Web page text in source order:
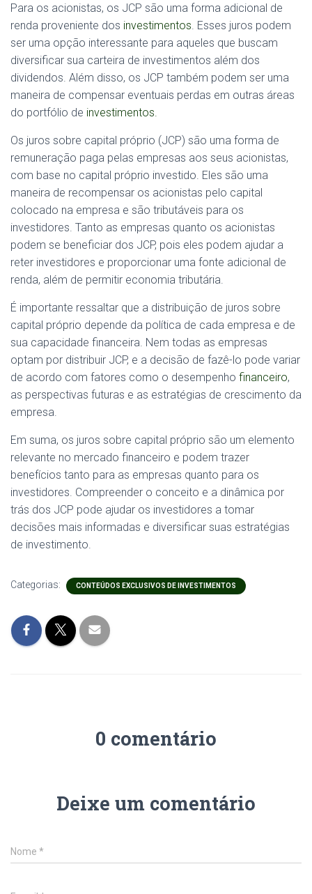
Para os acionistas, os JCP são uma forma adicional de
renda proveniente dos investimentos . Esses juros podem
ser uma opção interessante para aqueles que buscam
diversificar sua carteira de investimentos além dos
dividendos. Além disso, os JCP também podem ser uma
maneira de compensar eventuais perdas em outras áreas
do portfólio de investimentos.
Os juros sobre capital próprio (JCP) são uma forma de
remuneração paga pelas empresas aos seus acionistas,
com base no capital próprio investido. Eles são uma
maneira de recompensar os acionistas pelo capital
colocado na empresa e são tributáveis para os
investidores. Tanto as empresas quanto os acionistas
podem se beneficiar dos JCP, pois eles podem ajudar a
reter investidores e proporcionar uma fonte adicional de
renda, além de permitir economia tributária.
É importante ressaltar que a distribuição de juros sobre
capital próprio depende da política de cada empresa e de
sua capacidade financeira. Nem todas as empresas
optam por distribuir JCP, e a decisão de fazê-lo pode variar
de acordo com fatores como o desempenho financeiro,
as perspectivas futuras e as estratégias de crescimento da
empresa.
Em suma, os juros sobre capital próprio são um elemento
relevante no mercado financeiro e podem trazer
benefícios tanto para as empresas quanto para os
investidores. Compreender o conceito e a dinâmica por
trás dos JCP pode ajudar os investidores a tomar
decisões mais informadas e diversificar suas estratégias
de investimento.
Categorias: CONTEÚDOS EXCLUSIVOS DE INVESTIMENTOS
0 comentário
Deixe um comentário
Nome *